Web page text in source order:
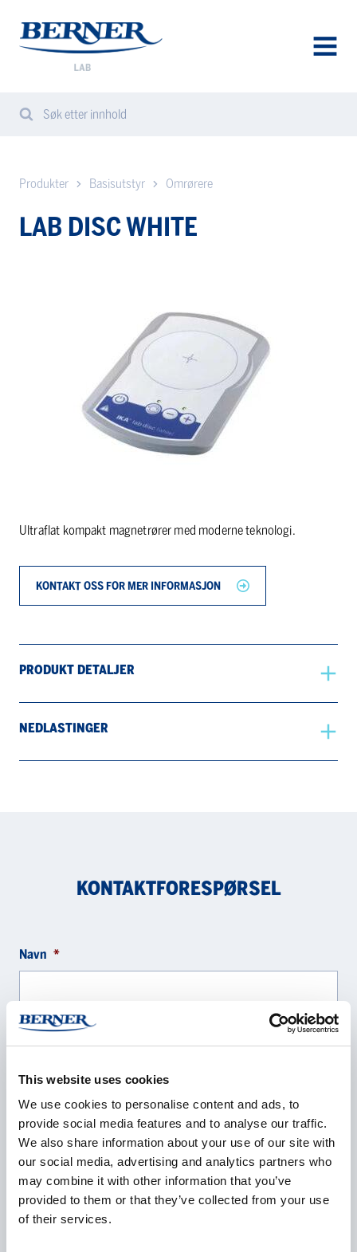
This website uses cookies
We use cookies to personalise content and ads, to
provide social media features and to analyse our traffic.
We also share information about your use of our site with
our social media, advertising and analytics partners who
may combine it with other information that you’ve
provided to them or that they’ve collected from your use
of their services.
Berner
Lab
Search
Søk etter innhold
Produkter Basisutstyr Omrørere
LAB DISC WHITE
Ultraflat kompakt magnetrører med moderne teknologi.
KONTAKT OSS FOR MER INFORMASJON
PRODUKT DETALJER
NEDLASTINGER
KONTAKTFORESPØRSEL
Navn *
Selskap *
E-post *
Telefonnummer